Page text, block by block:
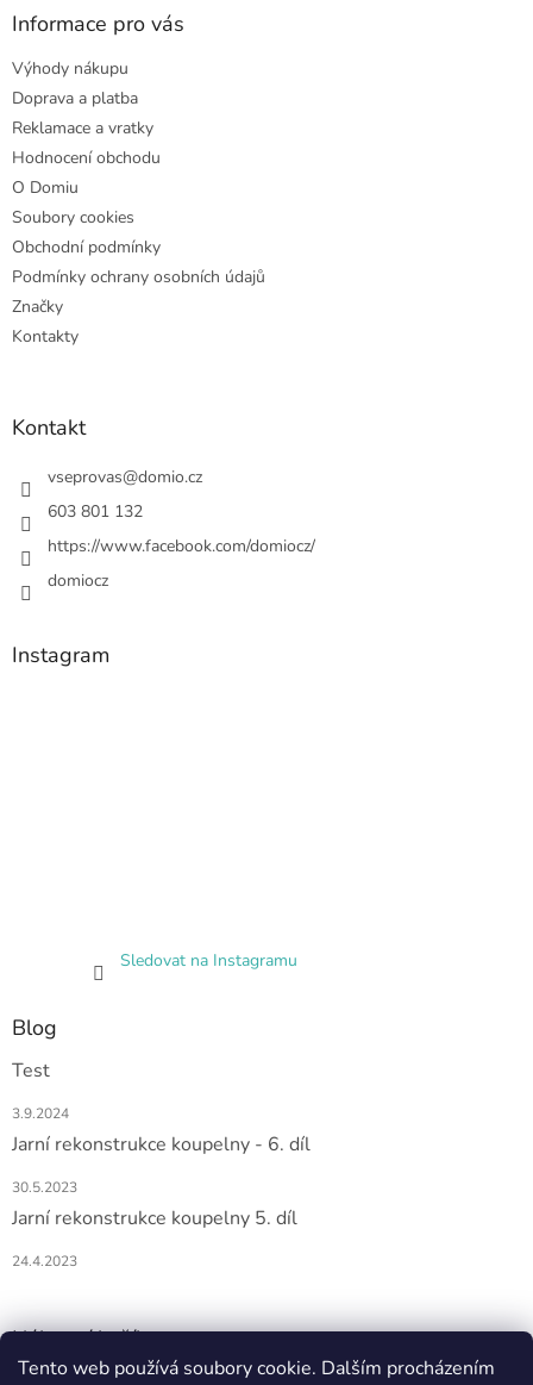
Tento web používá soubory cookie. Dalším procházením
Informace pro vás
Výhody nákupu
Doprava a platba
Reklamace a vratky
Hodnocení obchodu
O Domiu
Soubory cookies
Obchodní podmínky
Podmínky ochrany osobních údajů
Značky
Kontakty
Kontakt
vseprovas@domio.cz
603 801 132
https://www.facebook.com/domiocz/
domiocz
Instagram
Sledovat na Instagramu
Blog
Test
3.9.2024
Jarní rekonstrukce koupelny - 6. díl
30.5.2023
Jarní rekonstrukce koupelny 5. díl
24.4.2023
Nákupní košík